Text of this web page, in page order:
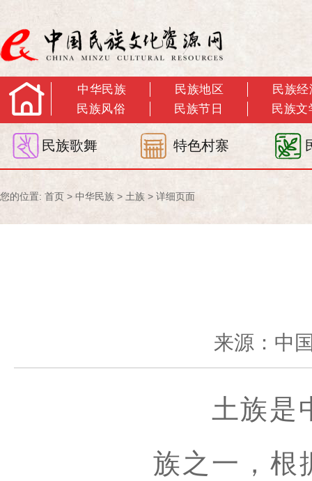
中华民族 民族地区
民族经
民族风俗
民族节日 民族文
民族歌舞 特色村寨
您的位置: 首页 > 中华民族 > 土族 > 详细页面
来源：中
土族是
族之一，根